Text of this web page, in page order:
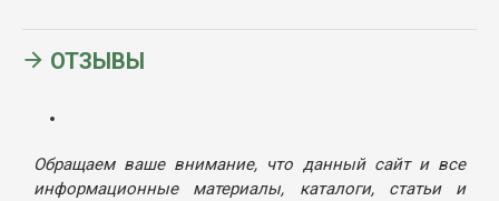
ОТЗЫВЫ
Обращаем ваше внимание, что данный сайт и все
информационные материалы, каталоги, статьи и